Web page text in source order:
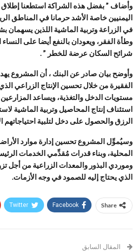
وأضاف ” بفضل هذه الشراكة استطعنا
اليمنيين خاصة الأشد حرمانا في المناطق
في الزراعة وتربية الماشية اللذين
وطأة الفقر، ويعودان بالنفع أيضا على
شرائح السكان عرضة للخطر ” .
وأوضح بيان صادر عن البنك ، أن المشروع
الفقيرة من خلال تحسين الإنتاج الزراعي
مستويات الدخل والتغذية، ويساعد المزارعين
استئناف إنتاج المحاصيل وتربية الماشية
الرزق والحصول على دخل لتلبية احتياجاتهم
وسيُموِّل المشروع تحسين إدارة موارد
المحلية، وبناء قدرات مُقدِّمي الخدمات
وموردي البذور والمعدات الزراعية من أجل
الذي يحتاج إليه للصمود في وجه الأزمات.
Share
Facebook
Twitter
المقال السابق